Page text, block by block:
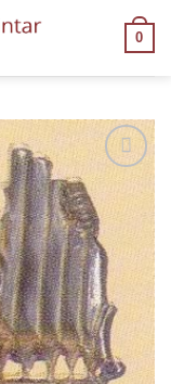
0
AÑADIR
A LA
LISTA
DE
DESEOS